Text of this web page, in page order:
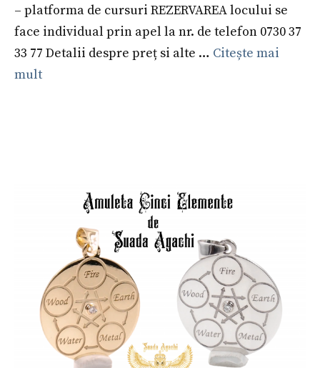
– platforma de cursuri REZERVAREA locului se
face individual prin apel la nr. de telefon 0730 37
33 77 Detalii despre preț si alte … Citește mai
mult